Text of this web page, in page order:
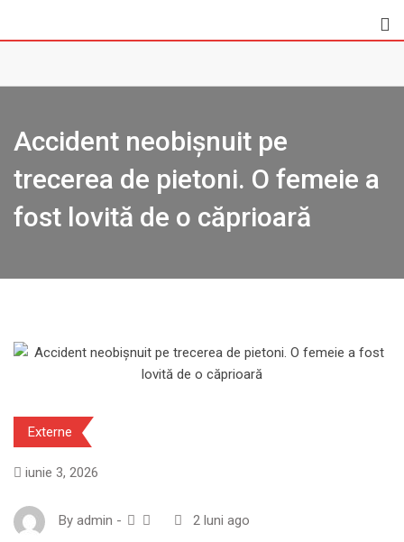
Accident neobișnuit pe
trecerea de pietoni. O femeie a
fost lovită de o căprioară
Externe
iunie 3, 2026
By admin - 2 luni ago